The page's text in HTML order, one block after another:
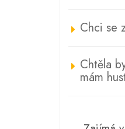
Chci se
Chtěla
mám